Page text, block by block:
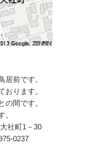
居前です。
おります。
の間です。
。
社町1－30
0237